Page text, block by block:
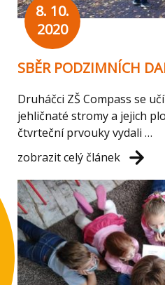
8. 10.
2020
SBĚR PODZIMNÍCH
Druháčci ZŠ Compass se
jehličnaté stromy a jejich
čtvrteční prvouky vydali …
zobrazit celý článek